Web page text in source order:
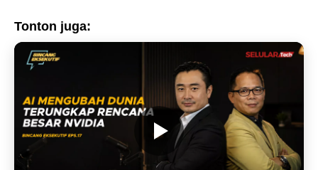
Tonton juga: